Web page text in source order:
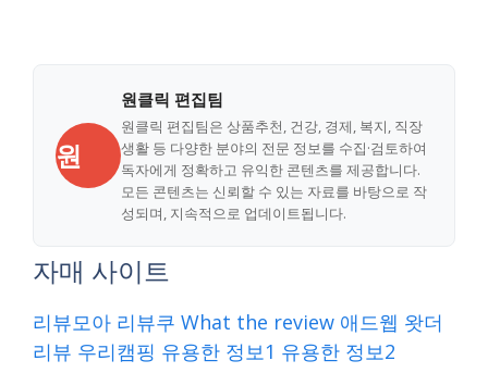
원
원클릭 편집팀
원클릭 편집팀은 상품추천, 건강, 경제, 복지, 직장
생활 등 다양한 분야의 전문 정보를 수집·검토하여
독자에게 정확하고 유익한 콘텐츠를 제공합니다.
모든 콘텐츠는 신뢰할 수 있는 자료를 바탕으로 작
성되며, 지속적으로 업데이트됩니다.
자매 사이트
리뷰모아 리뷰쿠 What the review 애드웹 왓더
리뷰 우리캠핑 유용한 정보1 유용한 정보2